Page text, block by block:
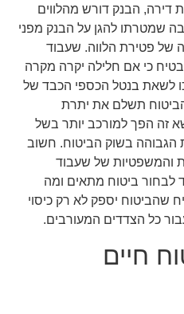
הבנק דורש מהלווים
שמטרתו להגן על הבנק מפני
פטירת הלווה. שעבוד
כי אם חלילה יקרה מקרה
לשאת בנטל הכספי הכבד של
תשלם את יתרת
זה הפך למורכב יותר בשל
הגבוהה בשוק הביטוח. חשוב
והמשפטיות של שעבוד
לבחור ביטוח מתאים ומה
שהביטוח יספק לא רק כיסוי
כל הצדדים המעורבים.
חיים